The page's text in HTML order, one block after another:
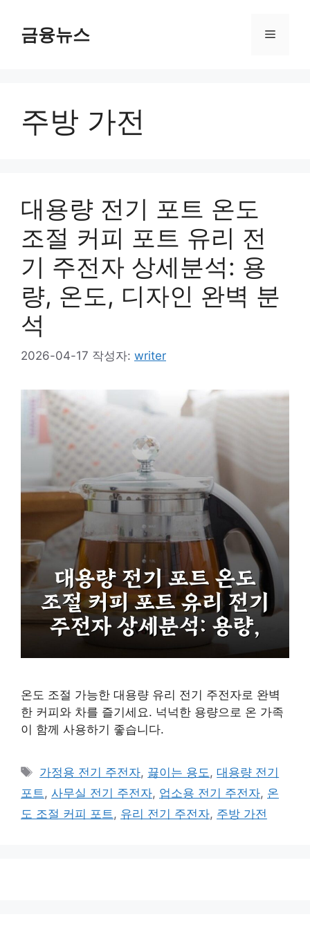
금융뉴스 메
주방 가전
대용량 전기 포트 온도
조절 커피 포트 유리 전
기 주전자 상세분석: 용
량, 온도, 디자인 완벽 분
석
2026-04-17 작성자: writer
온도 조절 가능한 대용량 유리 전기 주전자로 완벽
한 커피와 차를 즐기세요. 넉넉한 용량으로 온 가족
이 함께 사용하기 좋습니다.
태
그
가정용 전기 주전자, 끓이는 용도 ,대용량 전기
포트 , 사무실 전기 주전자, 업소용 전기 주전자, 온
도 조절 커피 포트 , 유리 전기 주전자, 주방 가전